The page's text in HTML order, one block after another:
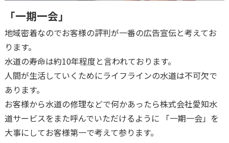
「一期一会」
地域密着なのでお客様の評判が一番の広告宣伝と考えてお
ります。
水道の寿命は約10年程度と言われております。
人間が生活していくためにライフラインの水道は不可欠で
あります。
お客様から水道の修理などで何かあったら株式会社愛知水
道サービスをまた呼んでいただけるように 「一期一会」を
大事にしてお客様第一で考えて参ります。